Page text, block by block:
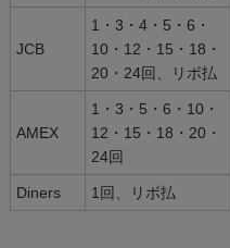
JCB
1・3・4・5・6・
10・12・15・18・
20・24回、リボ払
AMEX
1・3・5・6・10・
12・15・18・20・
24回
Diners 1回、リボ払